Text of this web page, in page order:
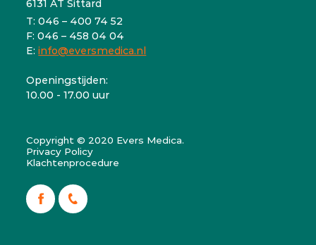
6131 AT Sittard
T: 046 – 400 74 52
F: 046 – 458 04 04
E:info@eversmedica.nl
Openingstijden:
10.00 - 17.00 uur
Copyright © 2020 Evers Medica.
Privacy Policy
Klachtenprocedure